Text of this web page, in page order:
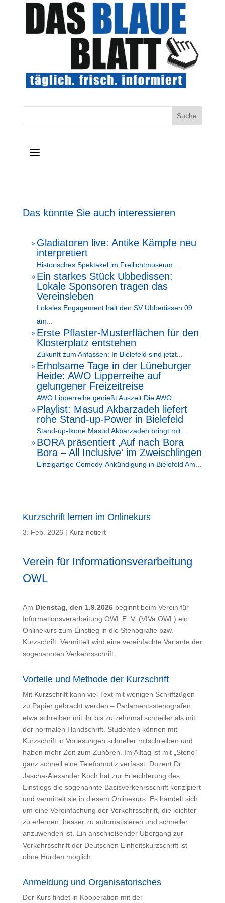
a
Das könnte Sie auch interessieren
9 Gladiatoren live: Antike Kämpfe neu
interpretiert
Historisches Spektakel im Freilichtmuseum...
9 Ein starkes Stück Ubbedissen:
Lokale Sponsoren tragen das
Vereinsleben
Lokales Engagement hält den SV Ubbedissen 09
am...
9 Erste Pflaster-Musterflächen für den
Klosterplatz entstehen
Zukunft zum Anfassen: In Bielefeld sind jetzt...
9 Erholsame Tage in der Lüneburger
Heide: AWO Lipperreihe auf
gelungener Freizeitreise
AWO Lipperreihe genießt Auszeit Die AWO...
9 Playlist: Masud Akbarzadeh liefert
rohe Stand-up-Power in Bielefeld
Stand-up-Ikone Masud Akbarzadeh bringt mit...
9 BORA präsentiert ‚Auf nach Bora
Bora – All Inclusive‘ im Zweischlingen
Einzigartige Comedy-Ankündigung in Bielefeld Am...
Kurzschrift lernen im Onlinekurs
3. Feb. 2026 | Kurz notiert
Verein für Informationsverarbeitung
OWL
Am Dienstag, den 1.9.2026beginnt beim Verein für
Informationsverarbeitung OWL E. V. (VIVa.OWL) ein
Onlinekurs zum Einstieg in die Stenografie bzw.
Kurzschrift. Vermittelt wird eine vereinfachte Variante der
sogenannten Verkehrsschrift.
Vorteile und Methode der Kurzschrift
Mit Kurzschrift kann viel Text mit wenigen Schriftzügen
zu Papier gebracht werden – Parlamentsstenografen
etwa schreiben mit ihr bis zu zehnmal schneller als mit
der normalen Handschrift. Studenten können mit
Kurzschrift in Vorlesungen schneller mitschreiben und
haben mehr Zeit zum Zuhören. Im Alltag ist mit „Steno“
ganz schnell eine Telefonnotiz verfasst. Dozent Dr.
Jascha-Alexander Koch hat zur Erleichterung des
Einstiegs die sogenannte Basisverkehrsschrift konzipiert
und vermittelt sie in diesem Onlinekurs. Es handelt sich
um eine Vereinfachung der Verkehrsschrift, die leichter
zu erlernen, besser zu automatisieren und schneller
anzuwenden ist. Ein anschließender Übergang zur
Verkehrsschrift der Deutschen Einheitskurzschrift ist
ohne Hürden möglich.
Anmeldung und Organisatorisches
Der Kurs findet in Kooperation mit der